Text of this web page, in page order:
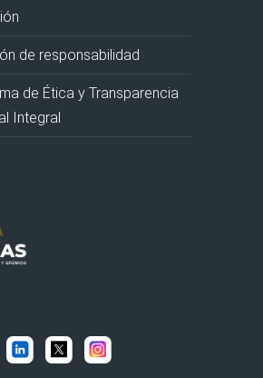
de responsabilidad
de Ética y Transparencia
Integral